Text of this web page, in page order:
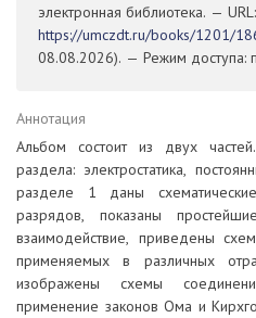
электронная библиотека. — URL:
https://umczdt.ru/books/1201/
08.08.2026). — Режим доступа:
Аннотация
Альбом состоит из двух
раздела: электростатика,
разделе 1 даны
разрядов, показаны
взаимодействие, приведены
применяемых в различных
изображены схемы
применение законов Ома и